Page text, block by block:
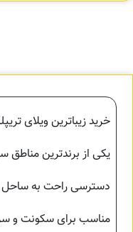
خرید زیباترین ویلای
یکی از برندترین مناطق
دسترسی راحت به ساحل
مناسب برای سکونت و